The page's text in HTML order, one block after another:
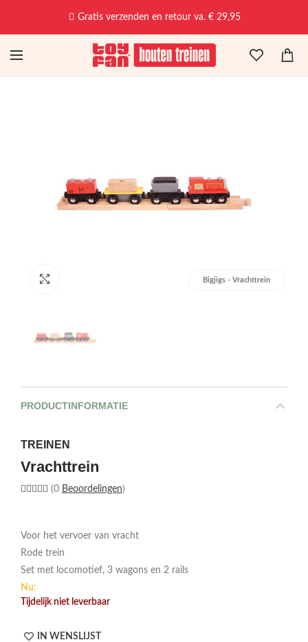
Gratis verzenden en retour va. € 29,95
Bigjigs - Vrachttrein
PRODUCTINFORMATIE
TREINEN
Vrachttrein
(0 Beoordelingen)
Voor het vervoer van vracht
Rode trein
Set met locomotief, 3 wagons en 2 rails
Nu:
Tijdelijk niet leverbaar
IN WENSLIJST